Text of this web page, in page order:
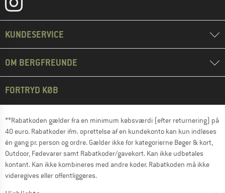
KUNDESERVICE
OM BERGFREUNDE
FORTRYD KØB
**Rabatkoden gælder fra en minimum købsværdi (efter returnering) på
40 euro. Rabatkoder ifm. oprettelse af en kundekonto kan kun indløses
én gang pr. person og ordre. Gælder ikke for kategorierne Bøger & kort,
Outdoor, Fødevarer samt Rabatkoder/gavekort. Kan ikke udbetales
kontant. Kan ikke kombineres med andre koder. Rabatkoden må ikke
videregives eller offentliggøres.